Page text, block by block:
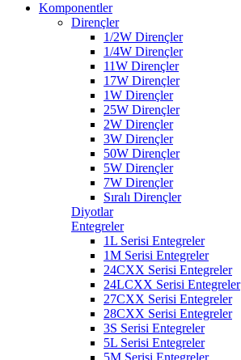
Komponentler
Dirençler
1/2W Dirençler
1/4W Dirençler
11W Dirençler
17W Dirençler
1W Dirençler
25W Dirençler
2W Dirençler
3W Dirençler
50W Dirençler
5W Dirençler
7W Dirençler
Sıralı Dirençler
Diyotlar
Entegreler
1L Serisi Entegreler
1M Serisi Entegreler
24CXX Serisi Entegreler
24LCXX Serisi Entegreler
27CXX Serisi Entegreler
28CXX Serisi Entegreler
3S Serisi Entegreler
5L Serisi Entegreler
5M Serisi Entegreler